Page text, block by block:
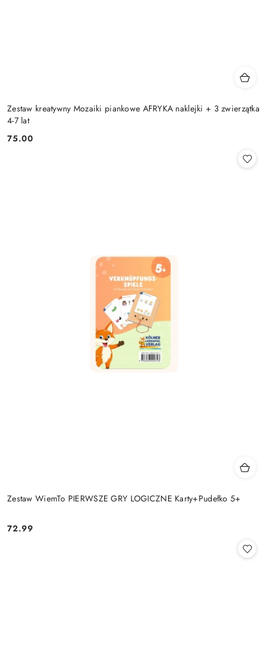
Zestaw kreatywny Mozaiki piankowe AFRYKA naklejki + 3 zwierzątka
4-7 lat
Cena:
75.00
Zestaw WiemTo PIERWSZE GRY LOGICZNE Karty+Pudełko 5+
Cena:
72.99